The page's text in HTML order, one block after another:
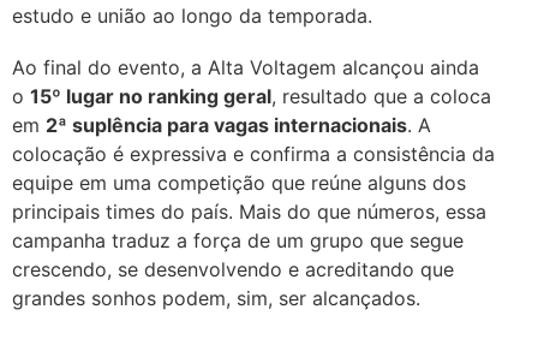
estudo e união ao longo da temporada.
Ao final do evento, a Alta Voltagem alcançou ainda
o 15º lugar no ranking geral, resultado que a coloca
em 2ª suplência para vagas internacionais. A
colocação é expressiva e confirma a consistência da
equipe em uma competição que reúne alguns dos
principais times do país. Mais do que números, essa
campanha traduz a força de um grupo que segue
crescendo, se desenvolvendo e acreditando que
grandes sonhos podem, sim, ser alcançados.